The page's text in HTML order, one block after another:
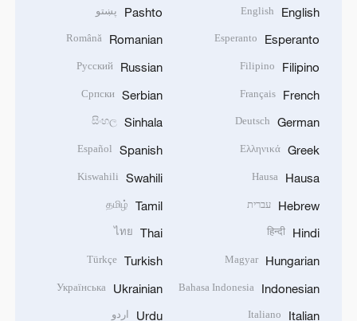
English
English
Esperanto
Esperanto
Filipino
Filipino
French
Français
German
Deutsch
Greek
Ελληνικά
Hausa
Hausa
Hebrew עברית
Hindi
हिन्दी
Hungarian
Magyar
Indonesian
Bahasa Indonesia
Italian
Italiano
Pashto پښتو
Romanian
Română
Russian
Русский
Serbian
Српски
Sinhala
සිංහල
Spanish
Español
Swahili
Kiswahili
Tamil
தமிழ்
Thai
ไทย
Turkish
Türkçe
Ukrainian
Українська
Urdu اردو